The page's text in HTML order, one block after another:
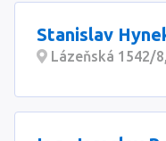
Stanislav
Lázeňská 1542/